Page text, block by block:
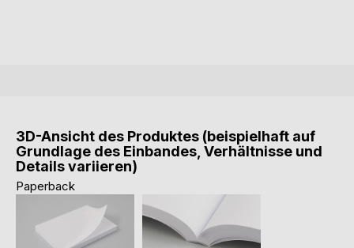
3D-Ansicht des Produktes (beispielhaft auf
Grundlage des Einbandes, Verhältnisse und
Details variieren)
Paperback